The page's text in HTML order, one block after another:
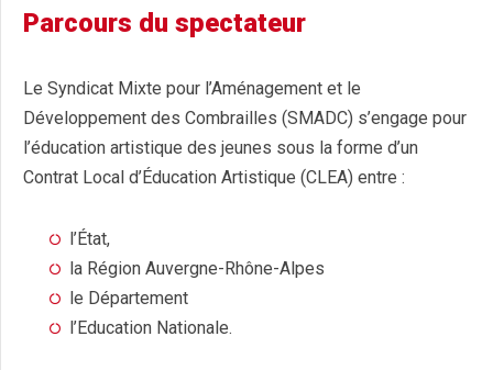
Parcours du spectateur
Le Syndicat Mixte pour l’Aménagement et le
Développement des Combrailles (SMADC) s’engage pour
l’éducation artistique des jeunes sous la forme d’un
Contrat Local d’Éducation Artistique (CLEA) entre :
l’État,
la Région Auvergne-Rhône-Alpes
le Département
l’Education Nationale.